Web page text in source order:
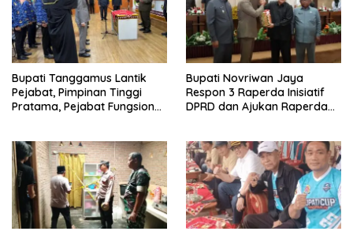
Bupati Tanggamus Lantik
Pejabat, Pimpinan Tinggi
Pratama, Pejabat Fungsional,
Bupati Novriwan Jaya
Respon 3 Raperda Inisiatif
DPRD dan Ajukan Raperda